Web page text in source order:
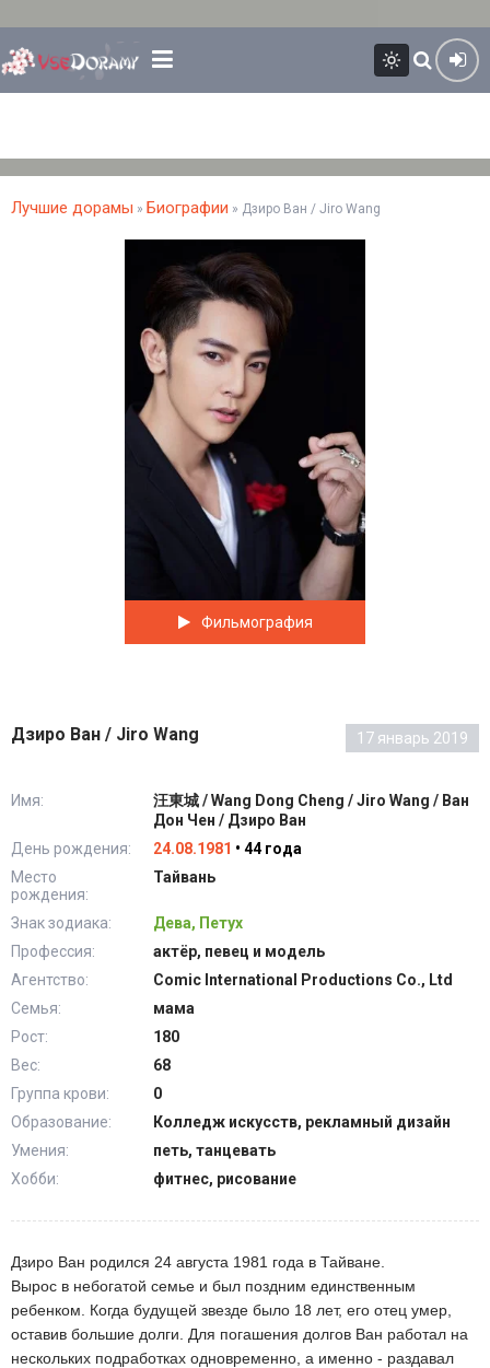
Лучшие дорамы » Биографии » Дзиро Ван / Jiro Wang
Фильмография
Дзиро Ван / Jiro Wang 17 январь 2019
Имя:
汪東城 / Wang Dong Cheng / Jiro Wang / Ван
Дон Чен / Дзиро Ван
День рождения:
24.08.1981 • 44 года
Место
рождения:
Тайвань
Знак зодиака:
Дева, Петух
Профессия:
актёр, певец и модель
Агентство:
Comic International Productions Co., Ltd
Семья:
мама
Рост:
180
Вес:
68
Группа крови:
0
Образование:
Колледж искусств, рекламный дизайн
Умения:
петь, танцевать
Хобби:
фитнес, рисование
Дзиро Ван родился 24 августа 1981 года в Тайване.
Вырос в небогатой семье и был поздним единственным
ребенком. Когда будущей звезде было 18 лет, его отец умер,
оставив большие долги. Для погашения долгов Ван работал на
нескольких подработках одновременно, а именно - раздавал